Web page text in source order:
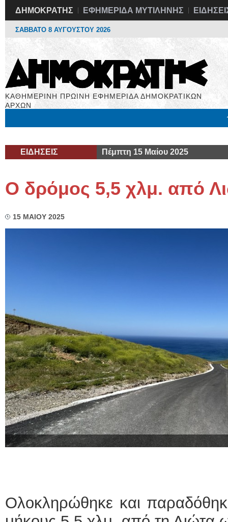
ΔΗΜΟΚΡΑΤΗΣ ΕΦΗΜΕΡΙΔΑ ΜΥΤΙΛΗΝΗΣ
ΣΑΒΒΑΤΟ 8 ΑΥΓΟΥΣΤΟΥ 2026
ΚΑΘΗΜΕΡΙΝΗ ΠΡΩΙΝΗ ΕΦΗΜΕΡΙΔΑ ΔΗΜΟΚΡΑΤΙΚΩΝ
ΑΡΧΩΝ
ΕΙΔΗΣΕΙΣ Πέμπτη 15 Μαίου 2025
Ο δρόμος 5,5 χλμ. από
15 ΜΑΙΟΥ 2025
Ολοκληρώθηκε και